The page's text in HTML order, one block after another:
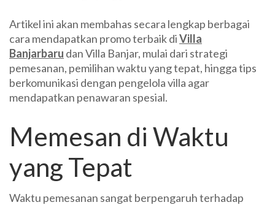
Artikel ini akan membahas secara lengkap berbagai
cara mendapatkan promo terbaik diVilla
Banjarbaru dan Villa Banjar, mulai dari strategi
pemesanan, pemilihan waktu yang tepat, hingga tips
berkomunikasi dengan pengelola villa agar
mendapatkan penawaran spesial.
Memesan di Waktu
yang Tepat
Waktu pemesanan sangat berpengaruh terhadap